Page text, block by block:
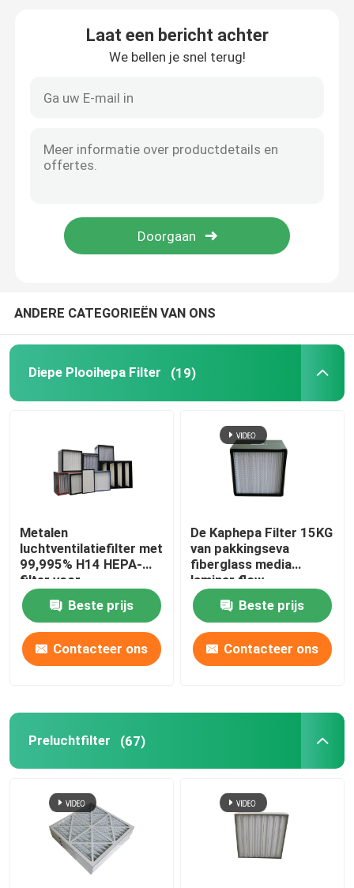
De Luchtfilter van de verfcabine
De Filter van de zaklucht
HEPA-Luchtfilter
De Filter van de gelverbinding HEPA
V Bankfilter
De Einddoos van HEPA
Eindhepa-Filter
De Media van de luchtfilter
de patroon van de waterfilter
Laat een bericht achter
We bellen je snel terug!
ANDERE CATEGORIEËN VAN ONS
Diepe Plooihepa Filter (19)
Metalen
luchtventilatiefilter met
99,995% H14 HEPA-
filter voor
airconditioningventilatie
Beste prijs
Contacteer ons
De Kaphepa Filter 15KG
van pakkingseva
fiberglass media
laminar flow
Beste prijs
Contacteer ons
Preluchtfilter (67)